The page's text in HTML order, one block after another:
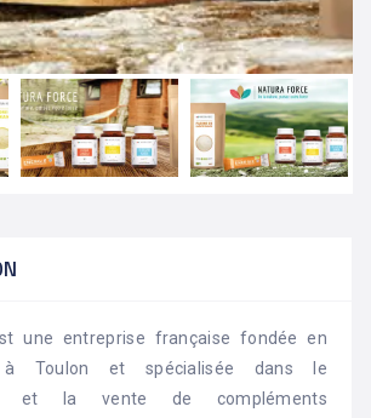
une entreprise française fondée en
à Toulon et spécialisée dans le
et la vente de compléments